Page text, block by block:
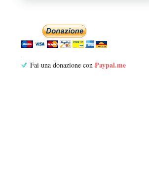
Fai una donazione con Paypal.me